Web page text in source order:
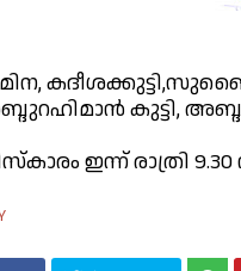
കുട്ടി,
ഇന്ന് രാത്രി